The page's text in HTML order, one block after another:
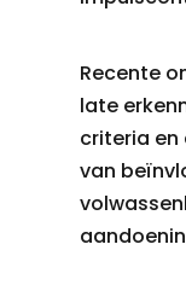
Recente
late
criteria en
van